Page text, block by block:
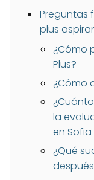
Preguntas
plus
¿Cómo
Plus?
¿Cómo
la
en Sofia
¿Qué